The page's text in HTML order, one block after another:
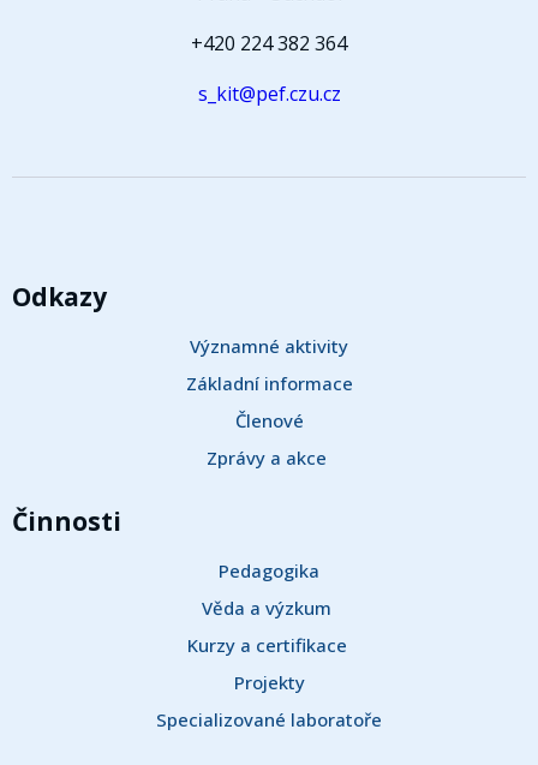
+420 224 382 364
s_kit@pef.czu.cz
Odkazy
Významné aktivity
Základní informace
Členové
Zprávy a akce
Činnosti
Pedagogika
Věda a výzkum
Kurzy a certifikace
Projekty
Specializované laboratoře